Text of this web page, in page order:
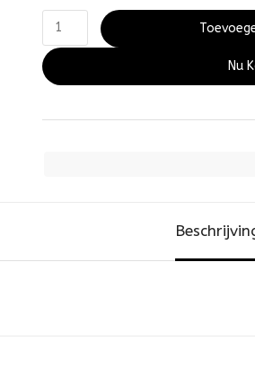
Nu